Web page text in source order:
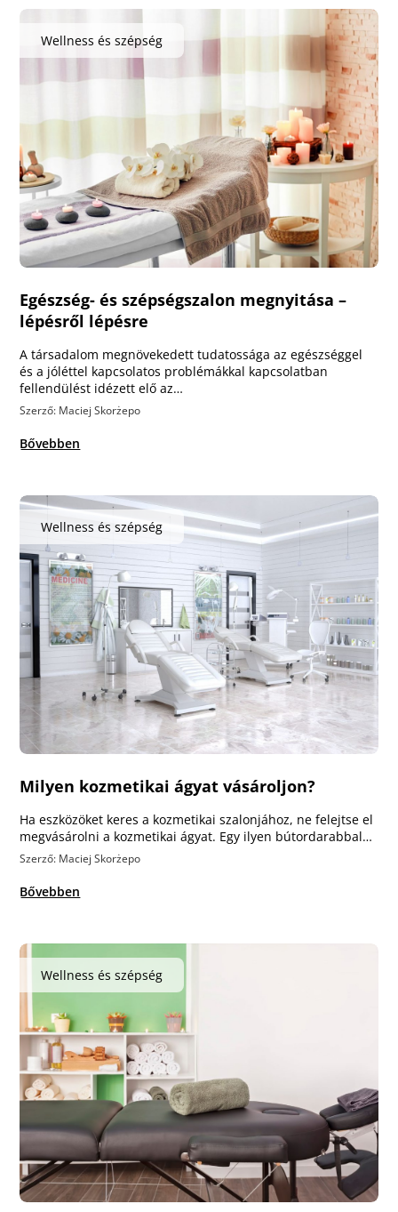
Wellness és szépség
Egészség- és szépségszalon megnyitása –
lépésről lépésre
A társadalom megnövekedett tudatossága az egészséggel
és a jóléttel kapcsolatos problémákkal kapcsolatban
fellendülést idézett elő az…
Szerző: Maciej Skorżepo
Bővebben
Wellness és szépség
Milyen kozmetikai ágyat vásároljon?
Ha eszközöket keres a kozmetikai szalonjához, ne felejtse el
megvásárolni a kozmetikai ágyat. Egy ilyen bútordarabbal…
Szerző: Maciej Skorżepo
Bővebben
Wellness és szépség